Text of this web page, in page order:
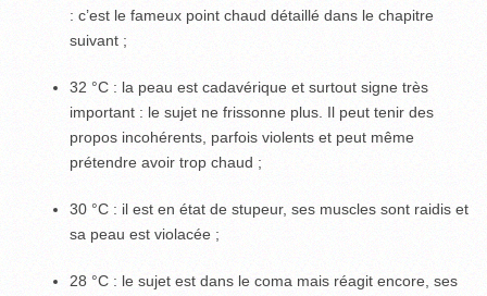
: c’est le fameux point chaud détaillé dans le chapitre
suivant ;
32 °C : la peau est cadavérique et surtout signe très
important : le sujet ne frissonne plus. Il peut tenir des
propos incohérents, parfois violents et peut même
prétendre avoir trop chaud ;
30 °C : il est en état de stupeur, ses muscles sont raidis et
sa peau est violacée ;
28 °C : le sujet est dans le coma mais réagit encore, ses